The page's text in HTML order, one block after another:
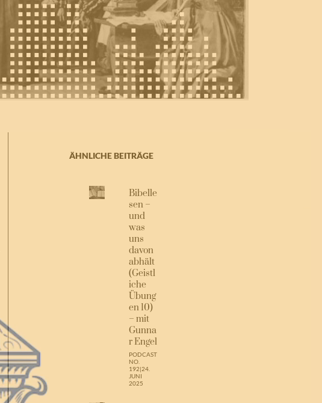
ÄHNLICHE BEITRÄGE
Bibelle
sen –
und
was
uns
davon
abhält
(Geistl
iche
Übung
en 10)
– mit
Gunna
r Engel
PODCAST
NO.
192|24.
JUNI
2025